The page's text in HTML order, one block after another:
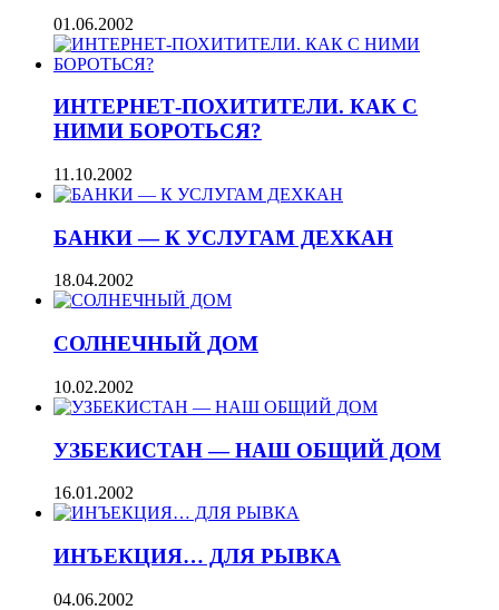
01.06.2002
ИНТЕРНЕТ-ПОХИТИТЕЛИ. КАК С
НИМИ БОРОТЬСЯ?
11.10.2002
БАНКИ — К УСЛУГАМ ДЕХКАН
18.04.2002
СОЛНЕЧНЫЙ ДОМ
10.02.2002
УЗБЕКИСТАН — НАШ ОБЩИЙ ДОМ
16.01.2002
ИНЪЕКЦИЯ… ДЛЯ РЫВКА
04.06.2002